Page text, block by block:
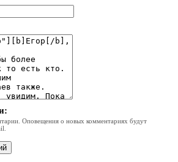
Оповещения о новых комментариях будут